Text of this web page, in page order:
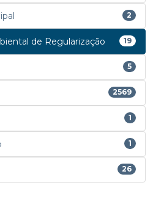
2
de Regularização 19
5
2569
1
1
26